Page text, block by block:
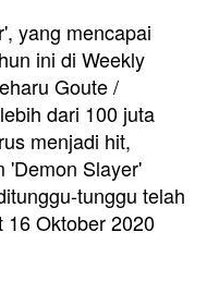
yang mencapai
ini di Weekly
Goute /
dari 100 juta
menjadi hit,
'Demon Slayer'
tunggu telah
16 Oktober 2020